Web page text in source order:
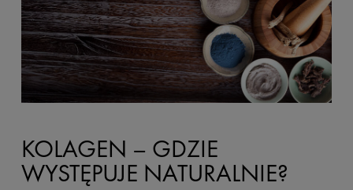
KOLAGEN – GDZIE
WYSTĘPUJE NATURALNIE?